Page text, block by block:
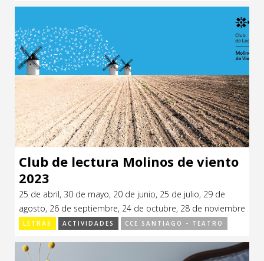
Club de lectura Molinos de viento
2023
25 de abril, 30 de mayo, 20 de junio, 25 de julio, 29 de
agosto, 26 de septiembre, 24 de octubre, 28 de noviembre
de 2023.
LETRAS ACTIVIDADES CCE SANTIAGO - TEATRO